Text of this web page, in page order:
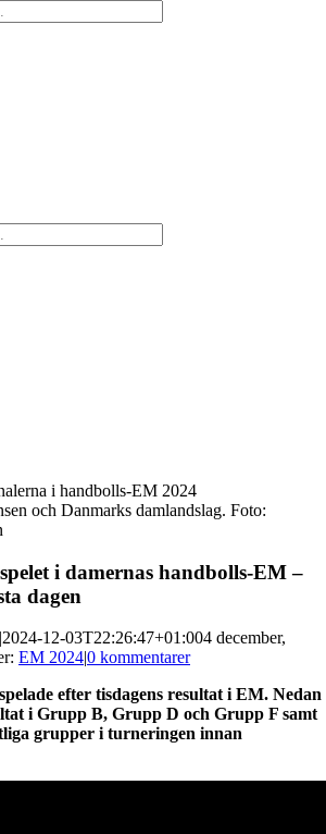
och Danmarks damlandslag. Foto:
i damernas handbolls-EM –
dagen
|2024-12-03T22:26:47+01:004 december,
EM 2024|0 kommentarer
efter tisdagens resultat i EM. Nedan
i Grupp B, Grupp D och Grupp F samt
grupper i turneringen innan